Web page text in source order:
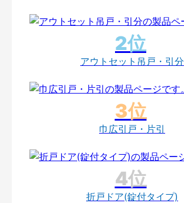
アウトセット吊戸・引分
巾広引戸・片引
折戸ドア(錠付タイプ)